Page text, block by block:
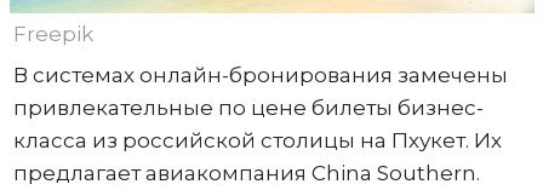
Freepik
В системах онлайн-бронирования замечены
привлекательные по цене билеты бизнес-
класса из российской столицы на Пхукет. Их
предлагает авиакомпания China Southern.